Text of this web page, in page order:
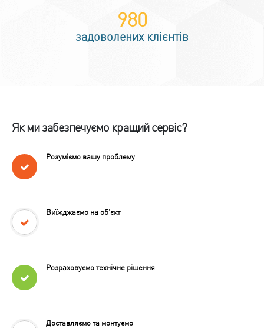
1,200
задоволених клієнтів
Як ми забезпечуємо кращий сервіс?
Розуміємо вашу проблему
Виїжджаємо на об’єкт
Розраховуємо технічне рішення
Доставляємо та монтуємо